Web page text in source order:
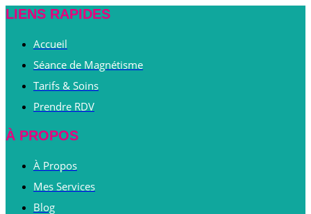
LIENS RAPIDES
Accueil
Séance de Magnétisme
Tarifs & Soins
Prendre RDV
À PROPOS
À Propos
Mes Services
Blog